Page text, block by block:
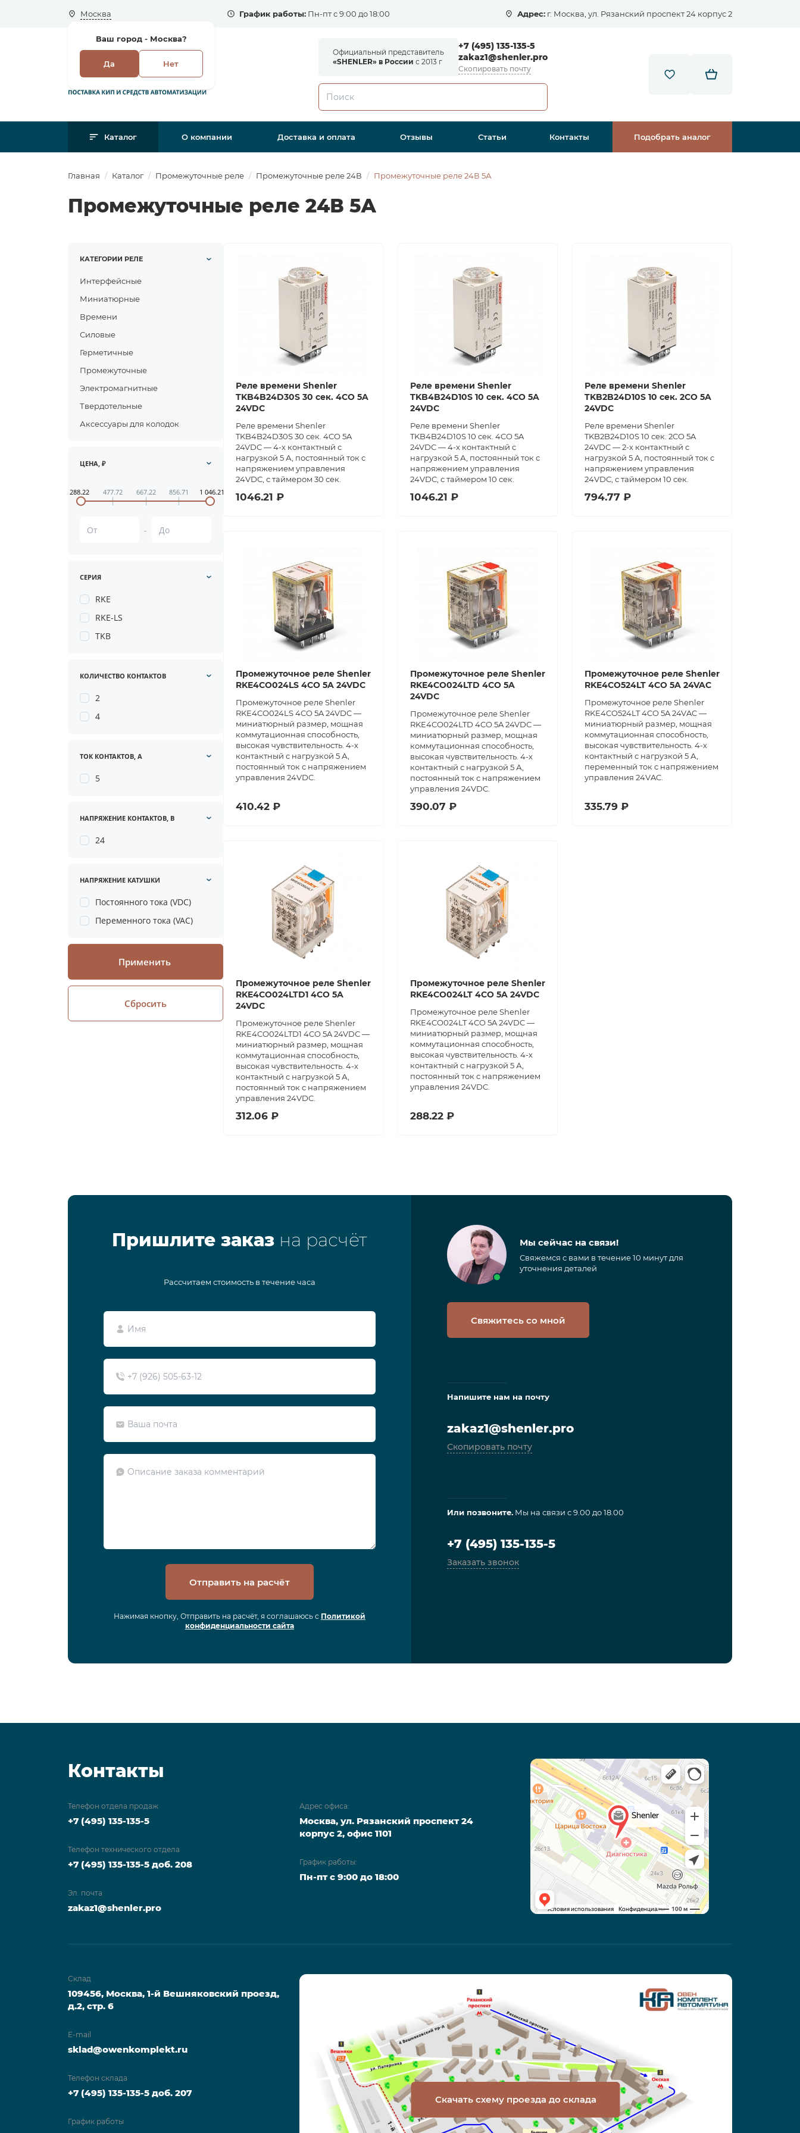
Москва
Ваш город - Москва?
Да Нет
График работы:Пн-пт с 9:00 до 18:00 Адрес: г. Москва, ул. Рязанский проспект 24 корпус 2
Официальный представитель
«SHENLER» в России с 2013 г
+7 (495) 135-135-5
zakaz1@shenler.pro
Скопировать почту
Каталог О компании Доставка и оплата Отзывы Статьи Контакты Подобрать аналог
Главная Каталог Промежуточные реле Промежуточные реле 24В Промежуточные реле 24В 5А
Промежуточные реле 24В 5А
КАТЕГОРИИ РЕЛЕ
Интерфейсные
Миниатюрные
Времени
Силовые
Герметичные
Промежуточные
Электромагнитные
Твердотельные
Аксессуары для колодок
ЦЕНА, ₽
288.22 477.72 667.22 856.71 1 046.21
СЕРИЯ
RKE
RKE-LS
TKB
КОЛИЧЕСТВО КОНТАКТОВ
2
4
ТОК КОНТАКТОВ, А
5
НАПРЯЖЕНИЕ КОНТАКТОВ, В
24
НАПРЯЖЕНИЕ КАТУШКИ
Постоянного тока (VDC)
Переменного тока (VAC)
Применить
Сбросить
Реле времени Shenler
TKB4B24D30S 30 сек. 4CO 5A
24VDC
Реле времени Shenler
TKB4B24D30S 30 сек. 4CO 5A
24VDC — 4-х контактный с
нагрузкой 5 А, постоянный ток с
напряжением управления
24VDC, с таймером 30 сек.
1046.21 ₽
Реле времени Shenler
TKB4B24D10S 10 сек. 4CO 5A
24VDC
Реле времени Shenler
TKB4B24D10S 10 сек. 4CO 5A
24VDC — 4-х контактный с
нагрузкой 5 А, постоянный ток с
напряжением управления
24VDC, с таймером 10 сек.
1046.21 ₽
Реле времени Shenler
TKB2B24D10S 10 сек. 2CO 5A
24VDC
Реле времени Shenler
TKB2B24D10S 10 сек. 2CO 5A
24VDC — 2-х контактный с
нагрузкой 5 А, постоянный ток с
напряжением управления
24VDC, с таймером 10 сек.
794.77 ₽
Промежуточное реле Shenler
RKE4CO024LS 4CO 5A 24VDC
Промежуточное реле Shenler
RKE4CO024LS 4CO 5A 24VDC —
миниатюрный размер, мощная
коммутационная способность,
высокая чувствительность. 4-х
контактный с нагрузкой 5 А,
постоянный ток с напряжением
управления 24VDC.
410.42 ₽
Промежуточное реле Shenler
RKE4CO024LTD 4CO 5A
24VDC
Промежуточное реле Shenler
RKE4CO024LTD 4CO 5A 24VDC —
миниатюрный размер, мощная
коммутационная способность,
высокая чувствительность. 4-х
контактный с нагрузкой 5 А,
постоянный ток с напряжением
управления 24VDC.
390.07 ₽
Промежуточное реле Shenler
RKE4CO524LT 4CO 5A 24VAC
Промежуточное реле Shenler
RKE4CO524LT 4CO 5A 24VAC —
миниатюрный размер, мощная
коммутационная способность,
высокая чувствительность. 4-х
контактный с нагрузкой 5 А,
переменный ток с напряжением
управления 24VAC.
335.79 ₽
Промежуточное реле Shenler
RKE4CO024LTD1 4CO 5A
24VDC
Промежуточное реле Shenler
RKE4CO024LTD1 4CO 5A 24VDC —
миниатюрный размер, мощная
коммутационная способность,
высокая чувствительность. 4-х
контактный с нагрузкой 5 А,
постоянный ток с напряжением
управления 24VDC.
312.06 ₽
Промежуточное реле Shenler
RKE4CO024LT 4CO 5A 24VDC
Промежуточное реле Shenler
RKE4CO024LT 4CO 5A 24VDC —
миниатюрный размер, мощная
коммутационная способность,
высокая чувствительность. 4-х
контактный с нагрузкой 5 А,
постоянный ток с напряжением
управления 24VDC.
288.22 ₽
Пришлите заказ на расчёт
Рассчитаем стоимость в течение часа
Отправить на расчёт
Нажимая кнопку, Отправить на расчёт, я соглашаюсь с Политикой
конфиденциальности сайта
Мы сейчас на связи!
Свяжемся с вами в течение 10 минут для
уточнения деталей
Свяжитесь со мной
Напишите нам на почту
zakaz1@shenler.pro
Скопировать почту
Или позвоните.Мы на связи с 9.00 до 18.00
+7 (495) 135-135-5
Заказать звонок
Контакты
Телефон отдела продаж
+7 (495) 135-135-5
Телефон технического отдела
+7 (495) 135-135-5 доб. 208
Эл. почта
zakaz1@shenler.pro
Адрес офиса:
Москва, ул. Рязанский проспект 24
корпус 2, офис 1101
График работы:
Пн-пт с 9:00 до 18:00
Склад
109456, Москва, 1-й Вешняковский проезд,
д.2, стр. 6
E-mail
sklad@owenkomplekt.ru
Телефон склада
+7 (495) 135-135-5 доб. 207
График работы
Скачать схему проезда до склада